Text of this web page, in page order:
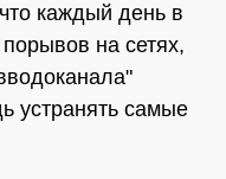
каждый день в
на сетях,
устранять самые